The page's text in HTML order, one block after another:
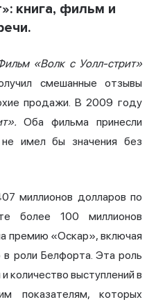
книга, фильм и
«Волк с Уолл-стрит»
смешанные отзывы
продажи. В 2009 году
Оба фильма принесли
имел бы значения без
миллионов долларов по
более 100 миллионов
премию «Оскар», включая
роли Белфорта. Эта роль
количество выступлений в
показателям, которых